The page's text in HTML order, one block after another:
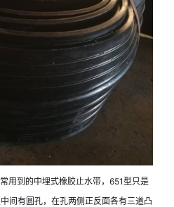
用到的中埋式橡胶止水带，651型只是
间有圆孔，在孔两侧正反面各有三道凸